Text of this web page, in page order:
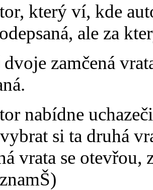
který ví, kde
ale za
zamčená
nabídne
si ta druhá
vrata se otevřou,